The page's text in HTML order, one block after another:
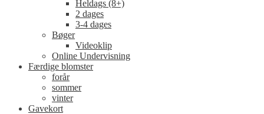
Heldags (8+)
2 dages
3-4 dages
Bøger
Videoklip
Online Undervisning
Færdige blomster
forår
sommer
vinter
Gavekort